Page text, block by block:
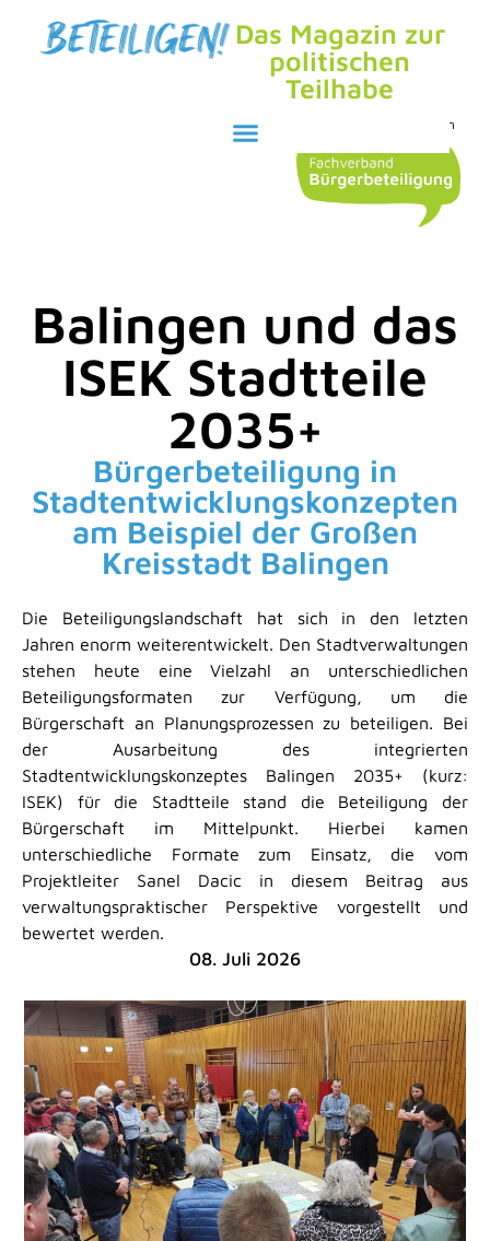
Das Magazin zur
politischen
Teilhabe
Herausgegeben durch den
Balingen und das
ISEK Stadtteile
2035+
Bürgerbeteiligung in
Stadtentwicklungskonzepten
am Beispiel der Großen
Kreisstadt Balingen
Die Beteiligungslandschaft hat sich in den letzten
Jahren enorm weiterentwickelt. Den Stadtverwaltungen
stehen heute eine Vielzahl an unterschiedlichen
Beteiligungsformaten zur Verfügung, um die
Bürgerschaft an Planungsprozessen zu beteiligen. Bei
der Ausarbeitung des integrierten
Stadtentwicklungskonzeptes Balingen 2035+ (kurz:
ISEK) für die Stadtteile stand die Beteiligung der
Bürgerschaft im Mittelpunkt. Hierbei kamen
unterschiedliche Formate zum Einsatz, die vom
Projektleiter Sanel Dacic in diesem Beitrag aus
verwaltungspraktischer Perspektive vorgestellt und
bewertet werden.
08. Juli 2026